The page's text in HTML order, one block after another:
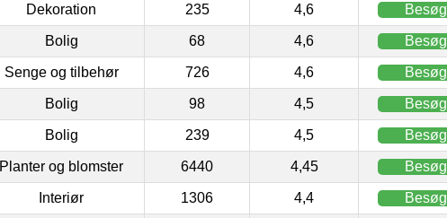
Dekoration 235 4,6 Besøg
Bolig 68 4,6 Besøg
Senge og tilbehør 726 4,6 Besøg
Bolig 98 4,5 Besøg
Bolig 239 4,5 Besøg
Planter og blomster 6440 4,45 Besøg
Interiør 1306 4,4 Besøg